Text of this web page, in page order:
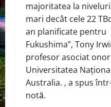
majoritatea la
mari decât cele 22
an planificate pentru
Fukushima”, Tony
profesor asociat
Universitatea
Australia. , a spus
notă.